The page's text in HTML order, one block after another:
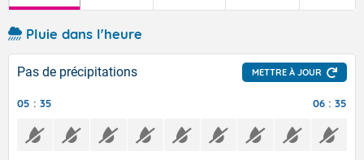
Pluie dans l'heure
Pas de précipitations METTRE À JOUR
05 : 35 06 : 35